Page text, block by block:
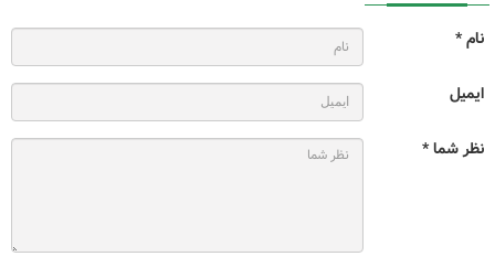
نام *
ایمیل
نظر شما *